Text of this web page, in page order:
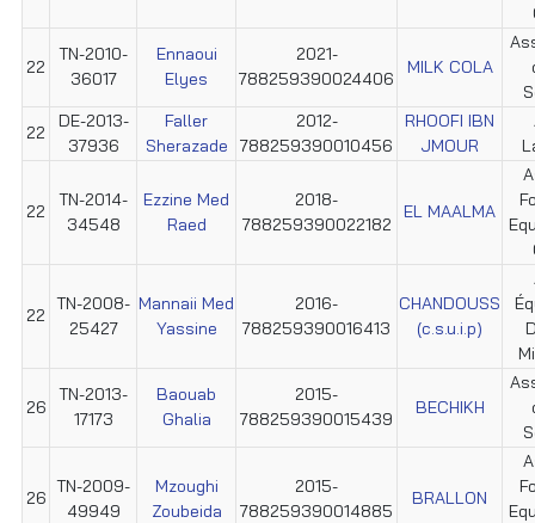
22
TN-2010-
36017
Ennaoui
Elyes
2021-
788259390024406
MILK COLA
22
DE-2013-
37936
Faller
Sherazade
2012-
788259390010456
RHOOFI IBN
JMOUR
22
TN-2014-
34548
Ezzine Med
Raed
2018-
788259390022182
EL MAALMA
22
TN-2008-
25427
Mannaii Med
Yassine
2016-
788259390016413
CHANDOUSS
(c.s.u.i.p)
26
TN-2013-
17173
Baouab
Ghalia
2015-
788259390015439
BECHIKH
26
TN-2009-
49949
Mzoughi
Zoubeida
2015-
788259390014885
BRALLON